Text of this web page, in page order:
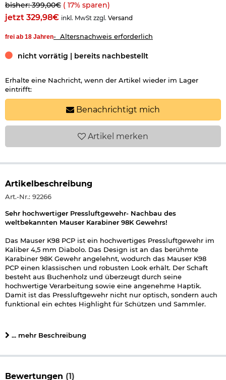
bisher: 399,00€ ( 17% sparen)
jetzt 329,98€ inkl. MwSt zzgl. Versand
frei ab 18 Jahren- Altersnachweis erforderlich
nicht vorrätig | bereits nachbestellt
Erhalte eine Nachricht, wenn der Artikel wieder im Lager
eintrifft:
Benachrichtigt mich
Artikel merken
Artikelbeschreibung
Art.-Nr.: 92266
Sehr hochwertiger Pressluftgewehr- Nachbau des
weltbekannten Mauser Karabiner 98K Gewehrs!
Das Mauser K98 PCP ist ein hochwertiges Pressluftgewehr im
Kaliber 4,5 mm Diabolo. Das Design ist an das berühmte
Karabiner 98K Gewehr angelehnt, wodurch das Mauser K98
PCP einen klassischen und robusten Look erhält. Der Schaft
besteht aus Buchenholz und überzeugt durch seine
hochwertige Verarbeitung sowie eine angenehme Haptik.
Damit ist das Pressluftgewehr nicht nur optisch, sondern auch
funktional ein echtes Highlight für Schützen und Sammler.
einstellbar ausgeführt und ermöglicht so eine einfache
Zielerfassung. Für noch genauere Schüsse kann auf der im
ein Zielfernrohr aus dem Zubehörmarkt montiert werden. Der
Metall ausgestattet, wodurch die Langlebigkeit des Gewehrs
... mehr Beschreibung
Bewertungen (1)